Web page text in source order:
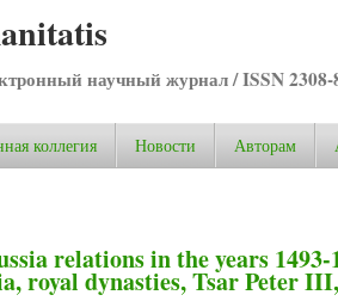
научный журнал / ISSN 2308-
коллегия Новости Авторам
relations in the years
royal dynasties, Tsar Peter